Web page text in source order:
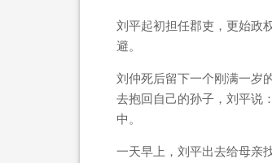
刘平起初担任郡吏，更始政
避。
刘仲死后留下一个刚满一岁
去抱回自己的孙子，刘平说
中。
一天早上，刘平出去给母亲